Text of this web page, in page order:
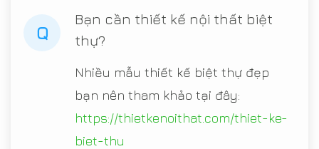
Q
Bạn cần thiết kế nội thất biệt
thự?
Nhiều mẫu thiết kế biệt thự đẹp
bạn nên tham khảo tại đây:
https://thietkenoithat.com/thiet-ke-
biet-thu